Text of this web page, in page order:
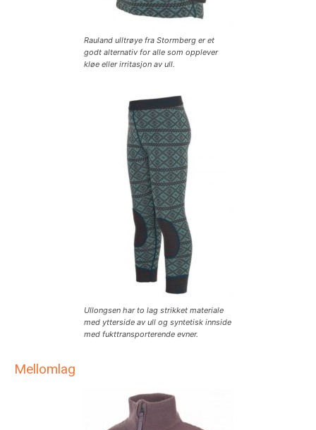
Rauland ulltrøye fra Stormberg er et
godt alternativ for alle som opplever
kløe eller irritasjon av ull.
Ullongsen har to lag strikket materiale
med ytterside av ull og syntetisk innside
med fukttransporterende evner.
Mellomlag